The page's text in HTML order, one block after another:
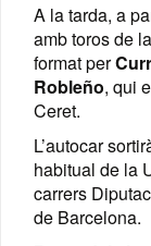
A la tarda, a
amb toros de
format per
Robleño, qui
Ceret.
L’autocar
habitual de la
carrers
de Barcelona.